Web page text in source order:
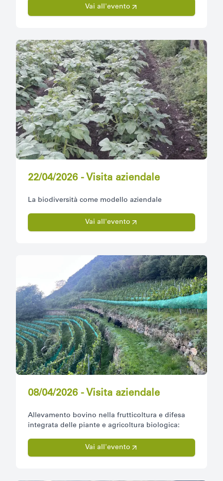
Vai all'evento
22/04/2026 - Visita aziendale
La biodiversità come modello aziendale
Vai all'evento
08/04/2026 - Visita aziendale
Allevamento bovino nella frutticoltura e difesa
integrata delle piante e agricoltura biologica:
Vai all'evento